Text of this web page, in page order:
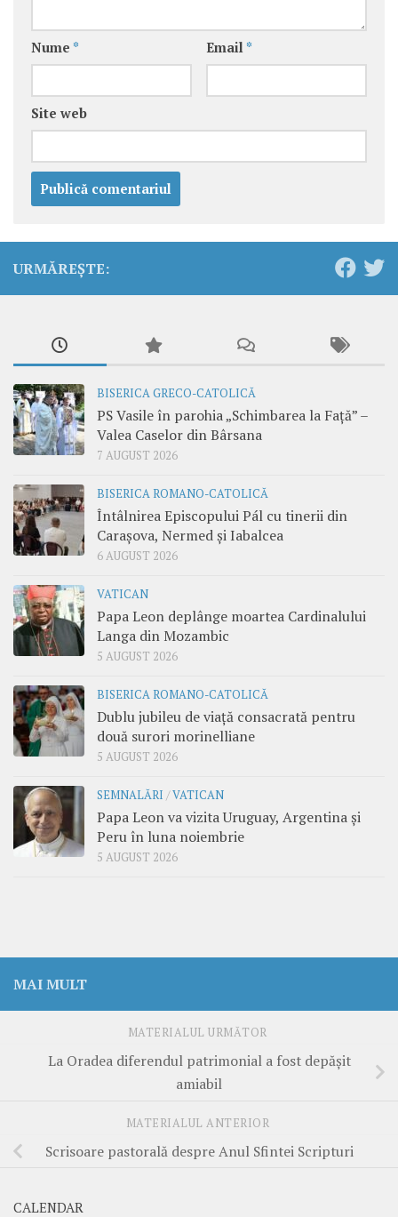
Nume * Email *
Site web
URMĂREȘTE:
BISERICA GRECO-CATOLICĂ
PS Vasile în parohia „Schimbarea la Față” –
Valea Caselor din Bârsana
7 AUGUST 2026
BISERICA ROMANO-CATOLICĂ
Întâlnirea Episcopului Pál cu tinerii din
Carașova, Nermed și Iabalcea
6 AUGUST 2026
VATICAN
Papa Leon deplânge moartea Cardinalului
Langa din Mozambic
5 AUGUST 2026
BISERICA ROMANO-CATOLICĂ
Dublu jubileu de viață consacrată pentru
două surori morinelliane
5 AUGUST 2026
SEMNALĂRI /VATICAN
Papa Leon va vizita Uruguay, Argentina și
Peru în luna noiembrie
5 AUGUST 2026
MAI MULT
MATERIALUL URMĂTOR
La Oradea diferendul patrimonial a fost depăşit
amiabil
MATERIALUL ANTERIOR
Scrisoare pastorală despre Anul Sfintei Scripturi
CALENDAR